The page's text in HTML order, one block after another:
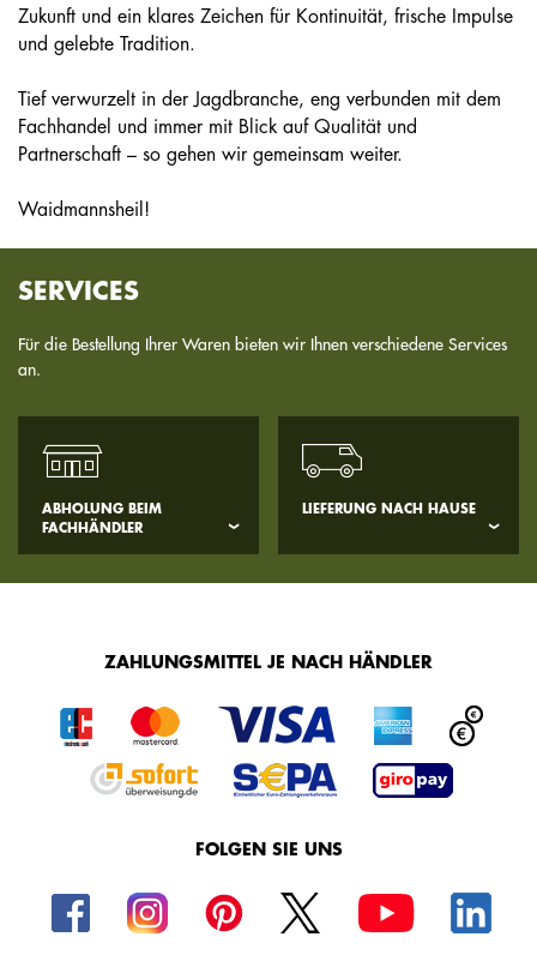
Zukunft und ein klares Zeichen für Kontinuität, frische Impulse
und gelebte Tradition.
Tief verwurzelt in der Jagdbranche, eng verbunden mit dem
Fachhandel und immer mit Blick auf Qualität und
Partnerschaft – so gehen wir gemeinsam weiter.
Waidmannsheil!
SERVICES
Für die Bestellung Ihrer Waren bieten wir Ihnen verschiedene Services
an.
ABHOLUNG BEIM
FACHHÄNDLER
LIEFERUNG NACH HAUSE
ZAHLUNGSMITTEL JE NACH HÄNDLER
FOLGEN SIE UNS